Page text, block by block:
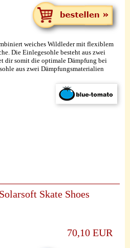
weiches Wildleder mit flexiblem
Die Einlegesohle besteht aus zwei
dir somit die optimale Dämpfung bei
aus zwei Dämpfungsmaterialien
Skate Shoes
70,10 EUR